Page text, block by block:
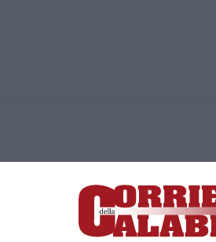
Lamezia Terme (CZ)
responsabile Paola Militano |Privacy